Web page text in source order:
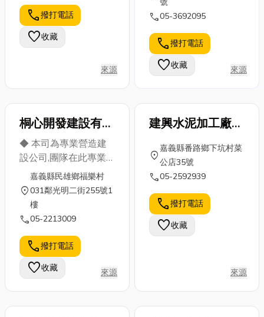
己的膚質，並
提供最實用的
保養建議。如
果你想進一步
運作的其中一
站、機廠或高
樓大廈中，...
多中小企業主
常問：「我們
又不是上市櫃
公司，為...
call撥打電話
favorite收藏
來源
式建築物的方向轉向,
斜扶正,結構加強,都是
最專業的服務,負責人
郭明船先生繼承三,四
用心服務，值得您的信
服務，請來電洽詢！名
船樓房遷移工程行 服
務跨國合作！ 服務國
際化，若您在海外的建
築物需要我們的服務，
我們也有專業團隊可以
服務您，歡迎您來洽
call05-3692095
call撥打電話
favorite收藏 來源
桐心開發建設有限
公司
◆ 本司為專業營造建
設公司,團隊在此專業
領域皆有十年以上之服
務經驗,另有成立建設
公司,從事土地開發整
合、都更危老案、住宅
遍及各行業之領導廠
商,擁有穩定而良好的
工作環境與愉快的工作
location_on
嘉義縣民雄鄉福樂村
031鄰光明二街255號1
樓
call05-2213009
call撥打電話
favorite收藏 來源
建興水泥加工廠-
嘉義水泥
location_on
嘉義縣番路鄉下坑村菜
公店35號
call05-2592939
call撥打電話
favorite收藏
來源